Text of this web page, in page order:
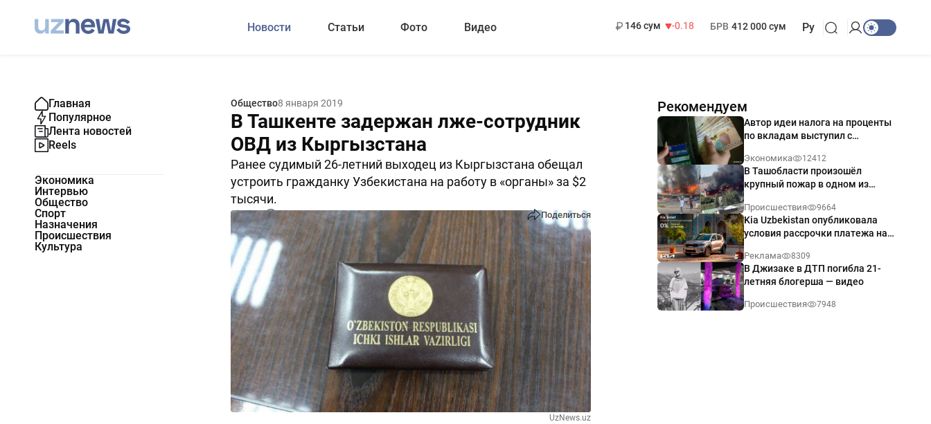
Новости Статьи Фото Видео
146 сум
-0.18
БРВ 412 000 сум Ру
Главная
Популярное
Лента новостей
Reels
Экономика
Интервью
Общество
Спорт
Назначения
Происшествия
Культура
Общество8 января 2019
В Ташкенте задержан лже-сотрудник
ОВД из Кыргызстана
Ранее судимый 26-летний выходец из Кыргызстана обещал
устроить гражданку Узбекистана на работу в «органы» за $2
тысячи.
6743 0 Поделиться
UzNews.uz
Рекомендуем
Автор идеи налога на проценты
по вкладам выступил с
Экономика 12412
В Ташобласти произошёл
крупный пожар в одном из
Происшествия 9664
Kia Uzbekistan опубликовала
условия рассрочки платежа на
годовых
Реклама 8309
В Джизаке в ДТП погибла 21-
летняя блогерша — видео
Происшествия 7948